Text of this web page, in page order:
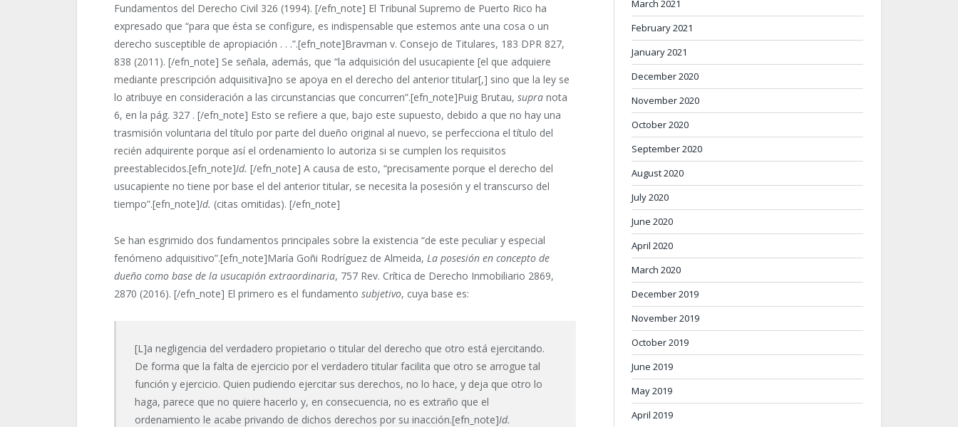
Fundamentos del Derecho Civil 326 (1994). [/efn_note] El Tribunal Supremo de Puerto Rico ha
expresado que “para que ésta se configure, es indispensable que estemos ante una cosa o un
derecho susceptible de apropiación . . .”.[efn_note]Bravman v. Consejo de Titulares, 183 DPR 827,
838 (2011). [/efn_note] Se señala, además, que “la adquisición del usucapiente [el que adquiere
mediante prescripción adquisitiva]no se apoya en el derecho del anterior titular[,] sino que la ley se
lo atribuye en consideración a las circunstancias que concurren”.[efn_note]Puig Brutau,supra nota
6, en la pág. 327 . [/efn_note] Esto se refiere a que, bajo este supuesto, debido a que no hay una
trasmisión voluntaria del título por parte del dueño original al nuevo, se perfecciona el título del
recién adquirente porque así el ordenamiento lo autoriza si se cumplen los requisitos
preestablecidos.[efn_note]Id.[/efn_note] A causa de esto, “precisamente porque el derecho del
usucapiente no tiene por base el del anterior titular, se necesita la posesión y el transcurso del
tiempo”.[efn_note]Id. (citas omitidas). [/efn_note]
Se han esgrimido dos fundamentos principales sobre la existencia “de este peculiar y especial
fenómeno adquisitivo”.[efn_note]María Goñi Rodríguez de Almeida,La posesión en concepto de
dueño como base de la usucapión extraordinaria, 757 Rev. Crítica de Derecho Inmobiliario 2869,
2870 (2016). [/efn_note] El primero es el fundamento subjetivo, cuya base es:
[L]a negligencia del verdadero propietario o titular del derecho que otro está ejercitando.
De forma que la falta de ejercicio por el verdadero titular facilita que otro se arrogue tal
función y ejercicio. Quien pudiendo ejercitar sus derechos, no lo hace, y deja que otro lo
haga, parece que no quiere hacerlo y, en consecuencia, no es extraño que el
ordenamiento le acabe privando de dichos derechos por su inacción.[efn_note]Id.
March 2021
February 2021
January 2021
December 2020
November 2020
October 2020
September 2020
August 2020
July 2020
June 2020
April 2020
March 2020
December 2019
November 2019
October 2019
June 2019
May 2019
April 2019